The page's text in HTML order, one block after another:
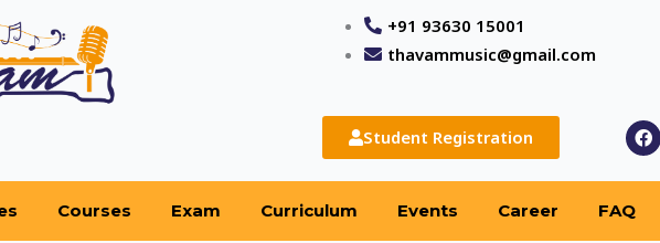
+91 93630 15001
thavammusic@gmail.com
Student Registration
F
a
c
e
Courses Exam Curriculum Events Career FAQ